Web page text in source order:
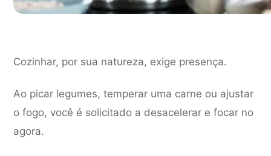
Cozinhar, por sua natureza, exige presença.
Ao picar legumes, temperar uma carne ou ajustar
o fogo, você é solicitado a desacelerar e focar no
agora.